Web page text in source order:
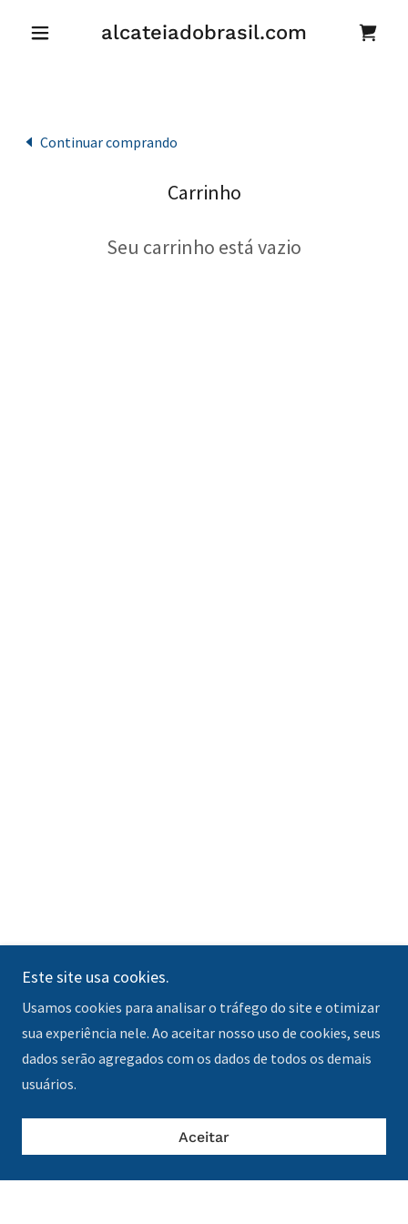
alcateiadobrasil.com
Continuar comprando
Carrinho
Seu carrinho está vazio
Este site usa cookies.
Usamos cookies para analisar o tráfego do site e otimizar
sua experiência nele. Ao aceitar nosso uso de cookies, seus
dados serão agregados com os dados de todos os demais
usuários.
Aceitar